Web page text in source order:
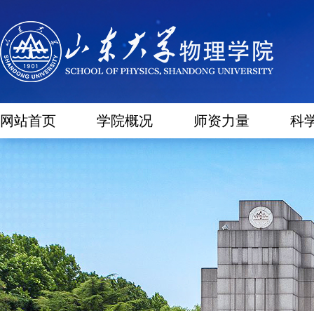
网站首页 学院概况 师资力量 科